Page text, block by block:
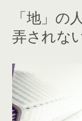
「地」の
弄されな